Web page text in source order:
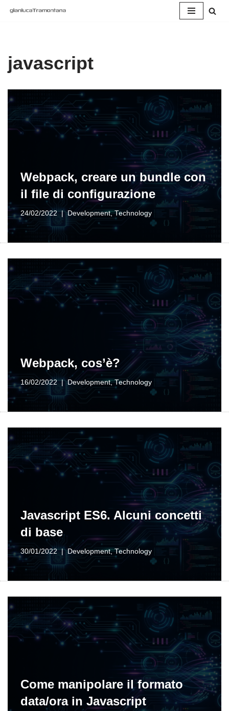
javascript
Webpack, creare un bundle con
il file di configurazione
24/02/2022 Development,Technology
Webpack, cos’è?
16/02/2022 Development,Technology
Javascript ES6. Alcuni concetti
di base
30/01/2022 Development,Technology
Come manipolare il formato
data/ora in Javascript